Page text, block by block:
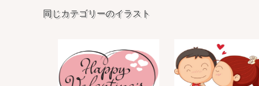
同じカテゴリーのイラスト